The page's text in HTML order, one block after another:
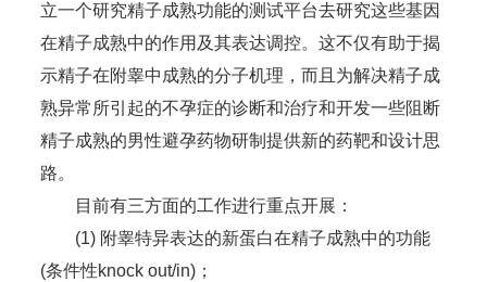
立一个研究精子成熟功能的测试平台去研究这些基因
在精子成熟中的作用及其表达调控。这不仅有助于揭
示精子在附睾中成熟的分子机理，而且为解决精子成
熟异常所引起的不孕症的诊断和治疗和开发一些阻断
精子成熟的男性避孕药物研制提供新的药靶和设计思
路。
目前有三方面的工作进行重点开展：
(1) 附睾特异表达的新蛋白在精子成熟中的功能
(条件性knock out/in)；